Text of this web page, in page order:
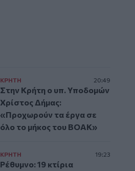
ΚΡΗΤΗ 20:49
Στην Κρήτη ο υπ. Υποδομών
Χρίστος Δήμας:
«Προχωρούν τα έργα σε
όλο το μήκος του ΒΟΑΚ»
ΚΡΗΤΗ 19:23
Ρέθυμνο: 19 κτίρια